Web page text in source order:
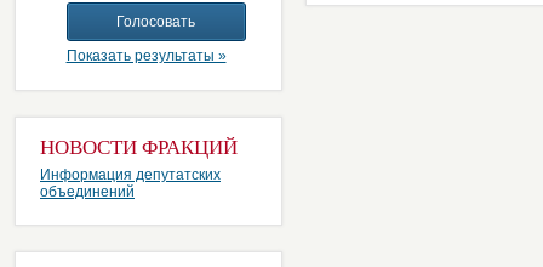
Показать результаты »
НОВОСТИ ФРАКЦИЙ
Информация депутатских
объединений